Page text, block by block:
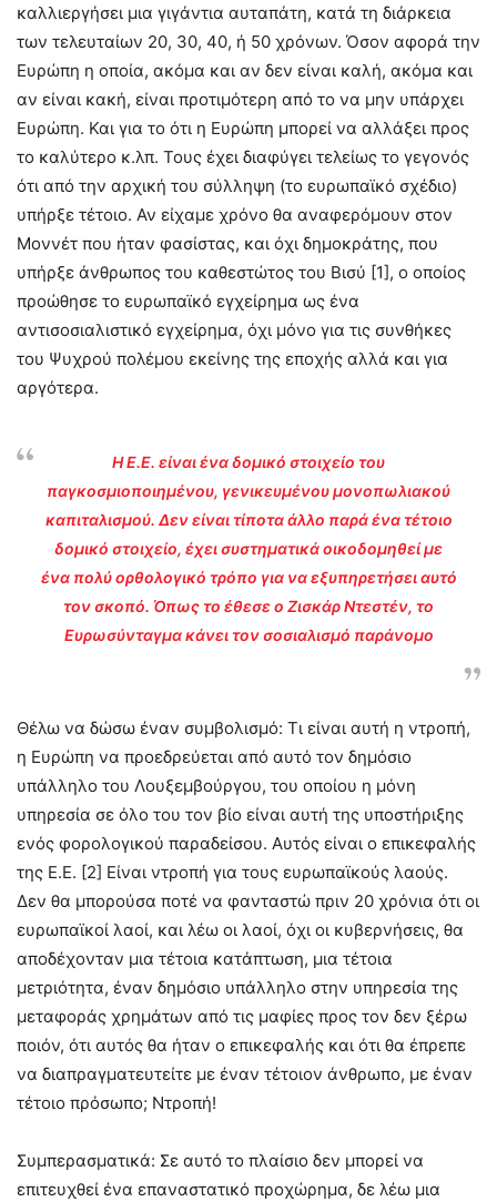
καλλιεργήσει μια γιγάντια αυταπάτη, κατά τη διάρκεια
των τελευταίων 20, 30, 40, ή 50 χρόνων. Όσον αφορά την
Ευρώπη η οποία, ακόμα και αν δεν είναι καλή, ακόμα και
αν είναι κακή, είναι προτιμότερη από το να μην υπάρχει
Ευρώπη. Και για το ότι η Ευρώπη μπορεί να αλλάξει προς
το καλύτερο κ.λπ. Τους έχει διαφύγει τελείως το γεγονός
ότι από την αρχική του σύλληψη (το ευρωπαϊκό σχέδιο)
υπήρξε τέτοιο. Αν είχαμε χρόνο θα αναφερόμουν στον
Μοννέτ που ήταν φασίστας, και όχι δημοκράτης, που
υπήρξε άνθρωπος του καθεστώτος του Βισύ [1], ο οποίος
προώθησε το ευρωπαϊκό εγχείρημα ως ένα
αντισοσιαλιστικό εγχείρημα, όχι μόνο για τις συνθήκες
του Ψυχρού πολέμου εκείνης της εποχής αλλά και για
αργότερα.
Η Ε.Ε. είναι ένα δομικό στοιχείο του
παγκοσμιοποιημένου, γενικευμένου μονοπωλιακού
καπιταλισμού. Δεν είναι τίποτα άλλο παρά ένα τέτοιο
δομικό στοιχείο, έχει συστηματικά οικοδομηθεί με
ένα πολύ ορθολογικό τρόπο για να εξυπηρετήσει αυτό
τον σκοπό. Όπως το έθεσε ο Ζισκάρ Ντεστέν, το
Ευρωσύνταγμα κάνει τον σοσιαλισμό παράνομο
Θέλω να δώσω έναν συμβολισμό: Τι είναι αυτή η ντροπή,
η Ευρώπη να προεδρεύεται από αυτό τον δημόσιο
υπάλληλο του Λουξεμβούργου, του οποίου η μόνη
υπηρεσία σε όλο του τον βίο είναι αυτή της υποστήριξης
ενός φορολογικού παραδείσου. Αυτός είναι ο επικεφαλής
της Ε.Ε. [2] Είναι ντροπή για τους ευρωπαϊκούς λαούς.
Δεν θα μπορούσα ποτέ να φανταστώ πριν 20 χρόνια ότι οι
ευρωπαϊκοί λαοί, και λέω οι λαοί, όχι οι κυβερνήσεις, θα
αποδέχονταν μια τέτοια κατάπτωση, μια τέτοια
μετριότητα, έναν δημόσιο υπάλληλο στην υπηρεσία της
μεταφοράς χρημάτων από τις μαφίες προς τον δεν ξέρω
ποιόν, ότι αυτός θα ήταν ο επικεφαλής και ότι θα έπρεπε
να διαπραγματευτείτε με έναν τέτοιον άνθρωπο, με έναν
τέτοιο πρόσωπο; Ντροπή!
Συμπερασματικά: Σε αυτό το πλαίσιο δεν μπορεί να
επιτευχθεί ένα επαναστατικό προχώρημα, δε λέω μια